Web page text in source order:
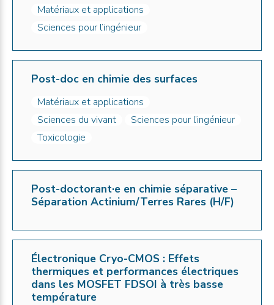
Matériaux et applications
Sciences pour l’ingénieur
Post-doc en chimie des surfaces
Matériaux et applications
Sciences du vivant
Sciences pour l’ingénieur
Toxicologie
Post-doctorant·e en chimie séparative –
Séparation Actinium/Terres Rares (H/F)
Électronique Cryo-CMOS : Effets
thermiques et performances électriques
dans les MOSFET FDSOI à très basse
température